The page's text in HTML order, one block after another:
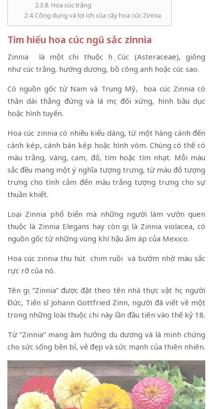
Hoa cúc trắng
Công dụng và lợi ích của cây hoa cúc Zinnia
Tìm hiểu hoa cúc ngũ sắc zinnia
Zinnia là một chi thuộc họ Cúc (Asteraceae), giống
như cúc trắng, hướng dương, bồ công anh hoặc cúc sao.
Có nguồn gốc từ Nam và Trung Mỹ, hoa cúc Zinnia có
thân dài thẳng đứng và lá mọc đối xứng, hình bầu dục
hoặc hình tuyến.
Hoa cúc zinnia có nhiều kiểu dáng, từ một hàng cánh đến
cánh kép, cánh bán kép hoặc hình vòm. Chúng có thể có
màu trắng, vàng, cam, đỏ, tím hoặc tím nhạt. Mỗi màu
sắc đều mang một ý nghĩa tượng trưng, ​​từ màu đỏ tượng
trưng cho tình cảm đến màu trắng tượng trưng cho sự
thuần khiết.
Loại Zinnia phổ biến mà những người làm vườn quen
thuộc là Zinnia Elegans hay còn gọi là Zinnia violacea, có
nguồn gốc từ những vùng khí hậu ấm áp của Mexico.
Hoa cúc zinnia thu hút chim ruồi và bướm nhờ màu sắc
rực rỡ của nó.
Tên gọi “Zinnia” được đặt theo tên nhà thực vật học người
Đức, Tiến sĩ Johann Gottfried Zinn, người đã viết về một
trong những loài thuộc chi này lần đầu tiên vào thế kỷ 18.
Từ “Zinnia” mang âm hưởng du dương và là minh chứng
cho sức sống bền bỉ, vẻ đẹp và sức mạnh của thiên nhiên.